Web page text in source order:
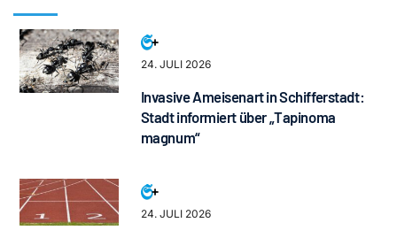
24. JULI 2026
Invasive Ameisenart in Schifferstadt:
Stadt informiert über „Tapinoma
magnum“
24. JULI 2026